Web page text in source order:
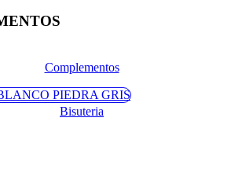
Complementos
Bisuteria